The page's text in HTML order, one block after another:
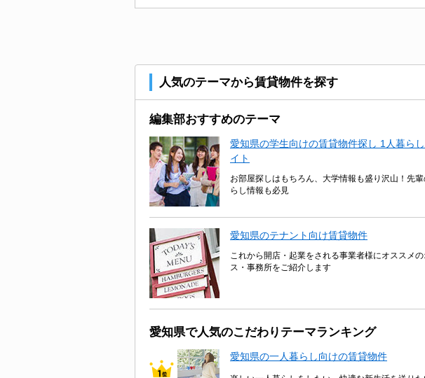
人気のテーマから賃貸物件を探す
編集部おすすめのテーマ
愛知県の学生向けの賃貸物件探し 1人暮ら
イト
お部屋探しはもちろん、大学情報も盛り沢山！先
らし情報も必見
愛知県のテナント向け賃貸物件
これから開店・起業をされる事業者様にオススメの
ス・事務所をご紹介します
愛知県で人気のこだわりテーマランキング
愛知県の一人暮らし向けの賃貸物件